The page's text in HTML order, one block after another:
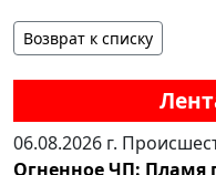
06.08.2026 г.
Огненное ЧП: Пламя
Возврат к списку